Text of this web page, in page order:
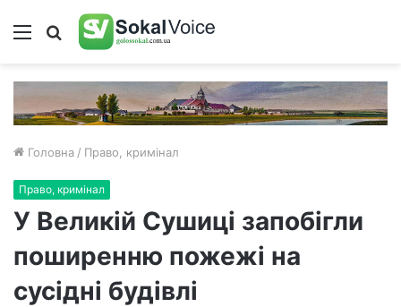
Меню Пошук
Головна / Право, кримінал
Право, кримінал
У Великій Сушиці запобігли
поширенню пожежі на
сусідні будівлі